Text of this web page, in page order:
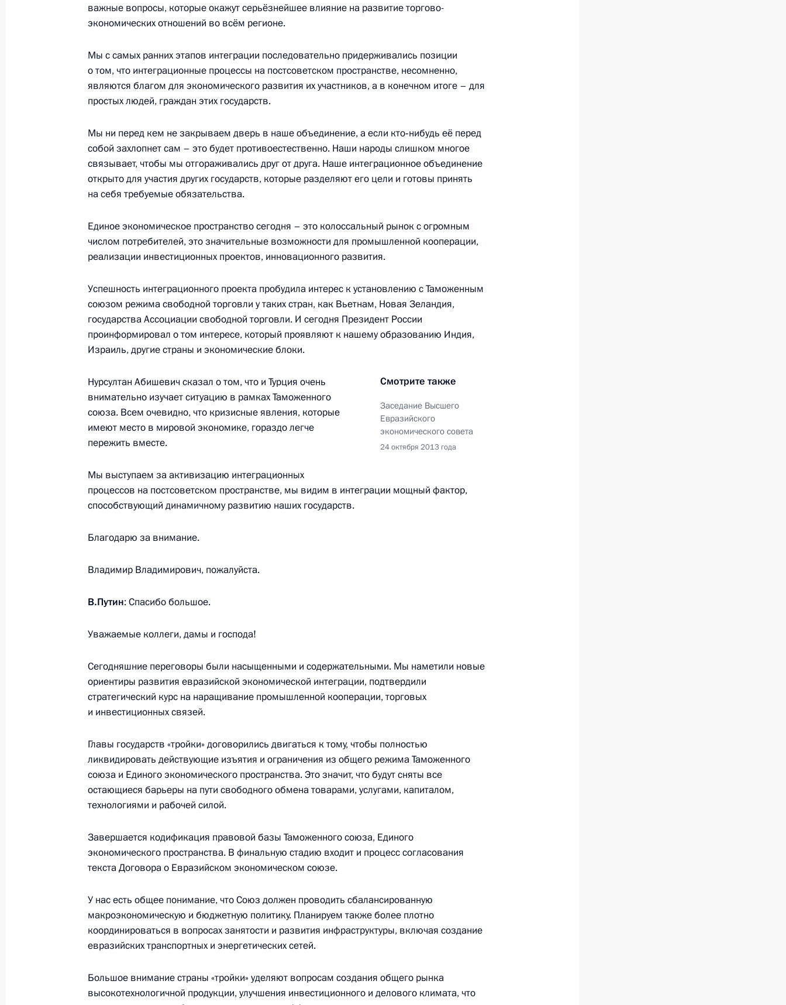
28 октября 2013 года, понедельник
Встреча с руководителями федераций зимних видов спорта
28 октября 2013 года, 19:00 Сочи
Томасом Бахом
28 октября 2013 года, 16:30
28 октября 2013 года, 15:45 Сочи
25 октября 2013 года, пятница
Заседание Совета глав государств СНГ
25 октября 2013 года, 17:00 Минск
Встреча с Президентом Белоруссии Александром Лукашенко
25 октября 2013 года, 00:30 Минск
Пресс-конференция по итогам заседания Высшего Евразийского
экономического совета
Заседание Высшего Евразийского экономического совета
Встреча с Сергеем Мироновым
23 октября 2013 года, 19:30 Московская область, Ново-Огарёво
1
Киринское газоконденсатное месторождение введено
в эксплуатацию
23 октября 2013 года, 19:00 Московская область, Ново-Огарёво
Семинар – совещание мэров городов
23 октября 2013 года, 15:30 Москва
Вручение верительных грамот послами иностранных государств
23 октября 2013 года, 14:00 Москва, Кремль
22 октября 2013 года, вторник
важные вопросы, которые окажут серьёзнейшее влияние на развитие торгово-
экономических отношений во всём регионе.
Мы с самых ранних этапов интеграции последовательно придерживались позиции
о том, что интеграционные процессы на постсоветском пространстве, несомненно,
являются благом для экономического развития их участников, а в конечном итоге – для
простых людей, граждан этих государств.
Мы ни перед кем не закрываем дверь в наше объединение, а если кто‑нибудь её перед
собой захлопнет сам – это будет противоестественно. Наши народы слишком многое
связывает, чтобы мы отгораживались друг от друга. Наше интеграционное объединение
открыто для участия других государств, которые разделяют его цели и готовы принять
на себя требуемые обязательства.
Единое экономическое пространство сегодня – это колоссальный рынок с огромным
числом потребителей, это значительные возможности для промышленной кооперации,
реализации инвестиционных проектов, инновационного развития.
Успешность интеграционного проекта пробудила интерес к установлению с Таможенным
союзом режима свободной торговли у таких стран, как Вьетнам, Новая Зеландия,
государства Ассоциации свободной торговли. И сегодня Президент России
проинформировал о том интересе, который проявляют к нашему образованию Индия,
Израиль, другие страны и экономические блоки.
Смотрите также
Заседание Высшего
Евразийского
экономического совета
24 октября 2013 года
Нурсултан Абишевич сказал о том, что и Турция очень
внимательно изучает ситуацию в рамках Таможенного
союза. Всем очевидно, что кризисные явления, которые
имеют место в мировой экономике, гораздо легче
пережить вместе.
Мы выступаем за активизацию интеграционных
процессов на постсоветском пространстве, мы видим в интеграции мощный фактор,
способствующий динамичному развитию наших государств.
Благодарю за внимание.
Владимир Владимирович, пожалуйста.
В.Путин: Спасибо большое.
Уважаемые коллеги, дамы и господа!
Сегодняшние переговоры были насыщенными и содержательными. Мы наметили новые
ориентиры развития евразийской экономической интеграции, подтвердили
стратегический курс на наращивание промышленной кооперации, торговых
и инвестиционных связей.
Главы государств «тройки» договорились двигаться к тому, чтобы полностью
ликвидировать действующие изъятия и ограничения из общего режима Таможенного
союза и Единого экономического пространства. Это значит, что будут сняты все
остающиеся барьеры на пути свободного обмена товарами, услугами, капиталом,
технологиями и рабочей силой.
Завершается кодификация правовой базы Таможенного союза, Единого
экономического пространства. В финальную стадию входит и процесс согласования
текста Договора о Евразийском экономическом союзе.
У нас есть общее понимание, что Союз должен проводить сбалансированную
макроэкономическую и бюджетную политику. Планируем также более плотно
координироваться в вопросах занятости и развития инфраструктуры, включая создание
евразийских транспортных и энергетических сетей.
Большое внимание страны «тройки» уделяют вопросам создания общего рынка
высокотехнологичной продукции, улучшения инвестиционного и делового климата, что